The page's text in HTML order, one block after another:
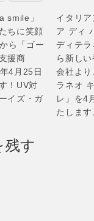
熊
れ
よ
上
る、インスタレー
ション空間を展
開。4/13（土）
smile」
ちに笑顔
ら「ゴー
援商
4月25日
！UV対
イズ・ガ
イタリ
ア ディ
ディテ
ら新し
会社よ
ラネオ
レ」を4
たしま
残す